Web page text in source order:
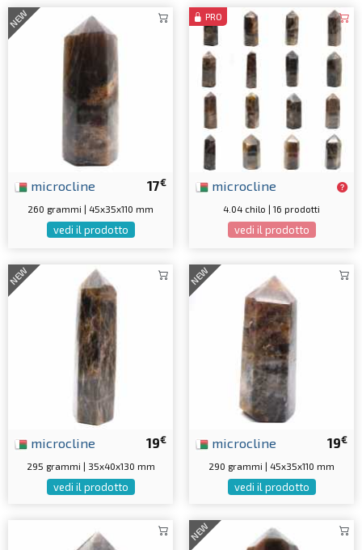
NEW
17€
microcline
260 grammi | 45x35x110 mm
vedi il prodotto
PRO
microcline
4.04 chilo | 16 prodotti
vedi il prodotto
NEW
19€
microcline
295 grammi | 35x40x130 mm
vedi il prodotto
NEW
19€
microcline
290 grammi | 45x35x110 mm
vedi il prodotto
NEW